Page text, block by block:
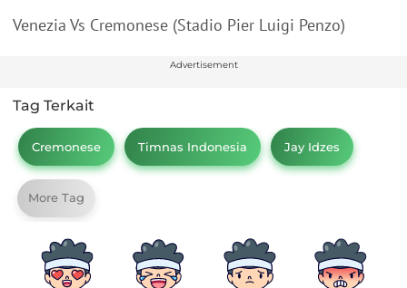
Venezia Vs Cremonese (Stadio Pier Luigi Penzo)
Advertisement
Tag Terkait
Cremonese Timnas Indonesia Jay Idzes
More Tag